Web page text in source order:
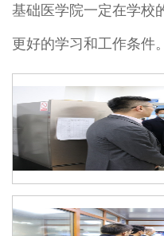
基础医学院一定在学校
更好的学习和工作条件。